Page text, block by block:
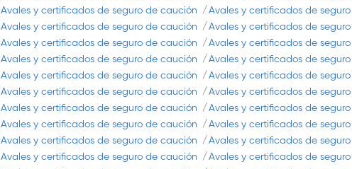
Avales y certificados de seguro de caución
Avales y certificados de
Avales y certificados de seguro de caución
Avales y certificados de
Avales y certificados de seguro de caución
Avales y certificados de
Avales y certificados de seguro de caución
Avales y certificados de
Avales y certificados de seguro de caución
Avales y certificados de
Avales y certificados de seguro de caución
Avales y certificados de
Avales y certificados de seguro de caución
Avales y certificados de
Avales y certificados de seguro de caución
Avales y certificados de
Avales y certificados de seguro de caución
Avales y certificados de
Avales y certificados de seguro de caución
Avales y certificados de